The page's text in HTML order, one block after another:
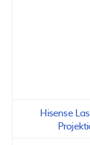
Hisense